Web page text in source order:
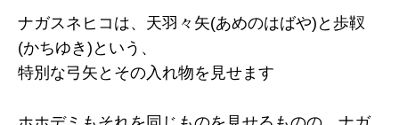
ナガスネヒコは、天羽々矢(あめのはばや)と歩靫
(かちゆき)という、
特別な弓矢とその入れ物を見せます